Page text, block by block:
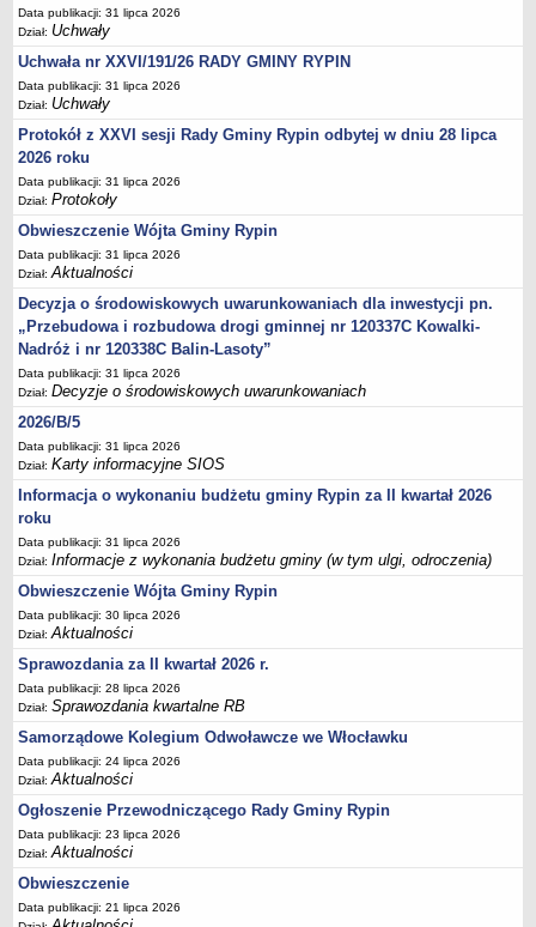
Sygnaliści
Galeria
Raporty o stanie dostępności
Wnioski
WŁADZE I STRUKTURA
Struktura organizacyjna
Rada gminy
Urząd gminy
Jednostki organizacyjne, GOPS, Instytucja kultury, OSP
Jednostki pomocnicze - sołectwa
Plan pracy komisji rewizyjnej
Sesje Rady Gminy Rypin
PRAWO LOKALNE
Statut
Strategia rozwoju
Uchwały
Projekty uchwał
Protokoły
Imienne wykazy głosowań radnych
Postać dokumentów
Akty Prawne, Dzienniki Ustaw, Monitory Polskie
Prawo miejscowe
Zarządzenia
Studium uwarunkowań i kierunków zagospodarowania
przestrzennego
Dane przestrzenne - MPZP
Stałe obwody głosowania, numery, granice oraz siedziby
obwodowych komisji wyborczych, opis granic okręgów wyborczych
Plan ogólny gminy Rypin
Data publikacji: 31 lipca 2026
Dział: Uchwały
Uchwała nr XXVI/191/26 RADY GMINY RYPIN
Data publikacji: 31 lipca 2026
Dział: Uchwały
Protokół z XXVI sesji Rady Gminy Rypin odbytej w dniu 28 lipca
2026 roku
Data publikacji: 31 lipca 2026
Dział:Protokoły
Obwieszczenie Wójta Gminy Rypin
Data publikacji: 31 lipca 2026
Dział:Aktualności
Decyzja o środowiskowych uwarunkowaniach dla inwestycji pn.
„Przebudowa i rozbudowa drogi gminnej nr 120337C Kowalki-
Nadróż i nr 120338C Balin-Lasoty”
Data publikacji: 31 lipca 2026
Dział:Decyzje o środowiskowych uwarunkowaniach
2026/B/5
Data publikacji: 31 lipca 2026
Dział:Karty informacyjne SIOS
Informacja o wykonaniu budżetu gminy Rypin za II kwartał 2026
roku
Data publikacji: 31 lipca 2026
Dział:Informacje z wykonania budżetu gminy (w tym ulgi, odroczenia)
Obwieszczenie Wójta Gminy Rypin
Data publikacji: 30 lipca 2026
Dział:Aktualności
Sprawozdania za II kwartał 2026 r.
Data publikacji: 28 lipca 2026
Dział:Sprawozdania kwartalne RB
Samorządowe Kolegium Odwoławcze we Włocławku
Data publikacji: 24 lipca 2026
Dział:Aktualności
Ogłoszenie Przewodniczącego Rady Gminy Rypin
Data publikacji: 23 lipca 2026
Dział:Aktualności
Obwieszczenie
Data publikacji: 21 lipca 2026